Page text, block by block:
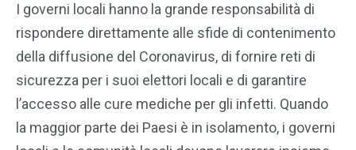
I governi locali hanno la grande responsabilità di
rispondere direttamente alle sfide di contenimento
della diffusione del Coronavirus, di fornire reti di
sicurezza per i suoi elettori locali e di garantire
l’accesso alle cure mediche per gli infetti. Quando
la maggior parte dei Paesi è in isolamento, i governi